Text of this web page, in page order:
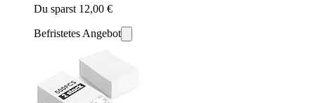
Du sparst 12,00 €
Befristetes Angebot